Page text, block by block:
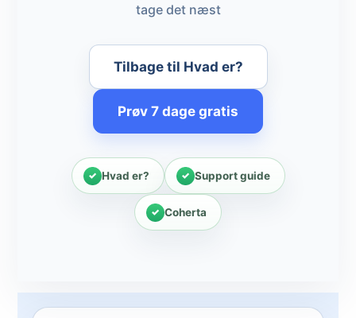
tage det næst
Tilbage til Hvad er?
Prøv 7 dage gratis
Hvad er? Support guide
Coherta